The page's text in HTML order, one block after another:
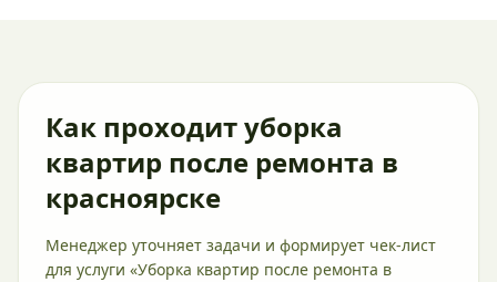
Как проходит уборка
квартир после ремонта в
красноярске
Менеджер уточняет задачи и формирует чек-лист
для услуги «Уборка квартир после ремонта в